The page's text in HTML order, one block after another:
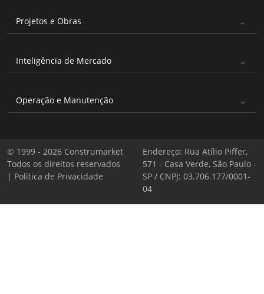
Projetos e Obras
Inteligência de Mercado
Operação e Manutenção
© 1999 - 2026 Construmarket
Todos os direitos reservados
| Política de Privacidade
Endereço: Rua Atílio Piffer,
571 - Casa Verde, São Paulo -
SP / CNPJ: 03.706.177/0001-
04